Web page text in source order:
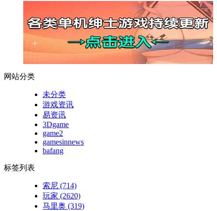
网站分类
未分类
游戏资讯
易资讯
3Dgame
game2
gamesinnews
bafang
标签列表
索尼 (714)
玩家 (2620)
马里奥 (319)